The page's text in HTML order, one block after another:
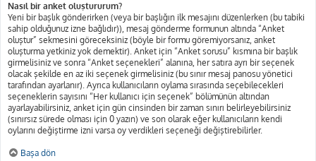
Nasıl bir anket oluştururum?
Yeni bir başlık gönderirken (veya bir başlığın ilk mesajını düzenlerken (bu tabiki
sahip olduğunuz izne bağlıdır)), mesaj gönderme formunun altında “Anket
oluştur” sekmesini göreceksiniz (böyle bir formu göremiyorsanız, anket
oluşturma yetkiniz yok demektir). Anket için “Anket sorusu” kısmına bir başlık
girmelisiniz ve sonra “Anket seçenekleri” alanına, her satıra ayrı bir seçenek
olacak şekilde en az iki seçenek girmelisiniz (bu sınır mesaj panosu yönetici
tarafından ayarlanır). Ayrıca kullanıcıların oylama sırasında seçebilecekleri
seçeneklerin sayısını “Her kullanıcı için seçenek” bölümünün altından
ayarlayabilirsiniz, anket için gün cinsinden bir zaman sınırı belirleyebilirsiniz
(sınırsız sürede olması için 0 yazın) ve son olarak eğer kullanıcıların kendi
oylarını değiştirme izni varsa oy verdikleri seçeneği değiştirebilirler.
Başa dön